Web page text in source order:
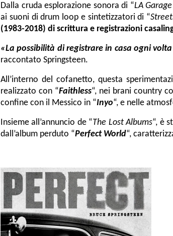
Dalla cruda esplorazione sonora di “LA Garage
ai suoni di drum loop e sintetizzatori di “
(1983-2018) di scrittura e registrazioni
«La possibilità di registrare in casa ogni
raccontato Springsteen.
All’interno del cofanetto, questa
realizzato con “Faithless“, nei brani country
confine con il Messico in “Inyo“, e nelle
Insieme all’annuncio de “The Lost Albums“, è
dall’album perduto “Perfect World“,